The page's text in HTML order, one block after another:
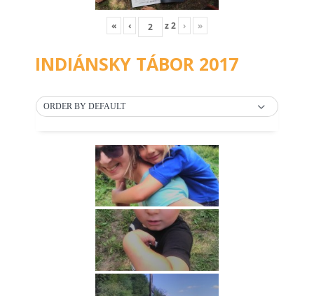
« ‹ z2 › »
INDIÁNSKY TÁBOR 2017
ORDER BY DEFAULT